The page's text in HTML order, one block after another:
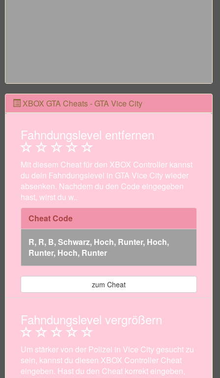
XBOX GTA Cheats - GTA Vice City
Fahndungslevel entfernen
Mit diesem Cheat für den XBOX Controller kannst
du dein Fahndungslevel in GTA Vice City wieder
absenken. Nachdem du den Code eingegeben
hast, wirst du w..
Cheat Code
R, R, B, Schwarz, Hoch, Runter, Hoch,
Runter, Hoch, Runter
zum Cheat
Fahndungslevel vergrößern
Um stärker von der Polizei in Vice City gesucht zu
sein, kannst du diesen XBOX Controller Cheat
eingeben. Hast du den Cheat korrekt eingeben,